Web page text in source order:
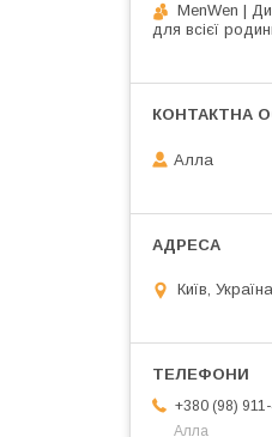
MenWen |
для всієї
Алла
Київ, Україна
+380 (98)
Алла